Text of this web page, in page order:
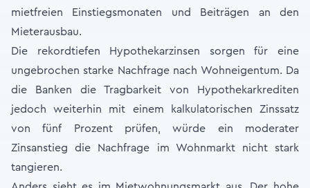
mietfreien Einstiegsmonaten und Beiträgen an den
Mieterausbau.
Die rekordtiefen Hypothekarzinsen sorgen für eine
ungebrochen starke Nachfrage nach Wohneigentum. Da
die Banken die Tragbarkeit von Hypothekarkrediten
jedoch weiterhin mit einem kalkulatorischen Zinssatz
von fünf Prozent prüfen, würde ein moderater
Zinsanstieg die Nachfrage im Wohnmarkt nicht stark
tangieren.